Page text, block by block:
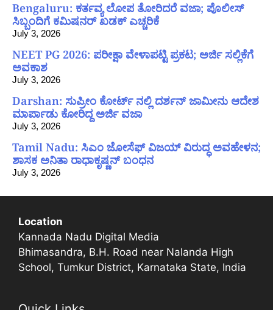
Bengaluru: ಕರ್ತವ್ಯ ಲೋಪ ತೋರಿದರೆ ವಜಾ; ಪೊಲೀಸ್
ಸಿಬ್ಬಂದಿಗೆ ಕಮಿಷನರ್ ಖಡಕ್ ಎಚ್ಚರಿಕೆ
July 3, 2026
NEET PG 2026: ಪರೀಕ್ಷಾ ವೇಳಾಪಟ್ಟಿ ಪ್ರಕಟ; ಅರ್ಜಿ ಸಲ್ಲಿಕೆಗೆ
ಅವಕಾಶ
July 3, 2026
Darshan: ಸುಪ್ರೀಂ ಕೋರ್ಟ್ ನಲ್ಲಿ ದರ್ಶನ್ ಜಾಮೀನು ಆದೇಶ
ಮಾರ್ಪಾಡು ಕೋರಿದ್ದ ಅರ್ಜಿ ವಜಾ
July 3, 2026
Tamil Nadu: ಸಿಎಂ ಜೋಸೆಫ್ ವಿಜಯ್ ವಿರುದ್ಧ ಅವಹೇಳನ;
ಶಾಸಕ ಅನಿತಾ ರಾಧಾಕೃಷ್ಣನ್ ಬಂಧನ
July 3, 2026
Location
Kannada Nadu Digital Media
Bhimasandra, B.H. Road near Nalanda High
School, Tumkur District, Karnataka State, India